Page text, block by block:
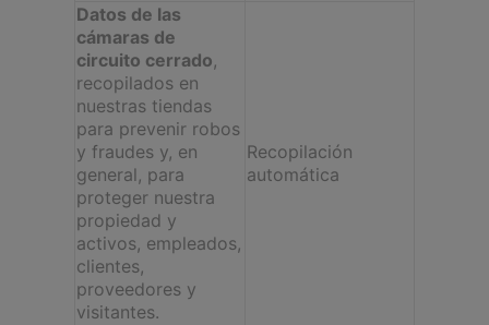
Datos de las
cámaras de
circuito cerrado,
recopilados en
nuestras tiendas
para prevenir robos
y fraudes y, en
general, para
proteger nuestra
propiedad y
activos, empleados,
clientes,
proveedores y
visitantes.
Recopilación
automática